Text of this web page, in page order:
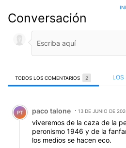
Conversación
TODOS LOS COMENTARIOS 2 LOS
Comentario de paco talone.
PT paco talone 13 DE JUNIO DE
viveremos de la caza de la
peronismo 1946 y de la
los medios se hacen eco.